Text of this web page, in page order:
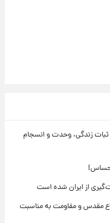
زندگی، وحدت و انسجام
حساس!
از ایران شده است
مقدس و مقاومت به مناسبت